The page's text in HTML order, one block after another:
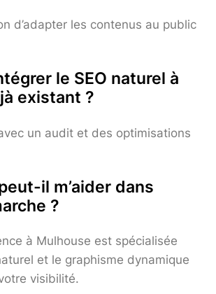
d’adapter les contenus au public
le SEO naturel à
existant ?
un audit et des optimisations
il m’aider dans
?
à Mulhouse est spécialisée
et le graphisme dynamique
visibilité.